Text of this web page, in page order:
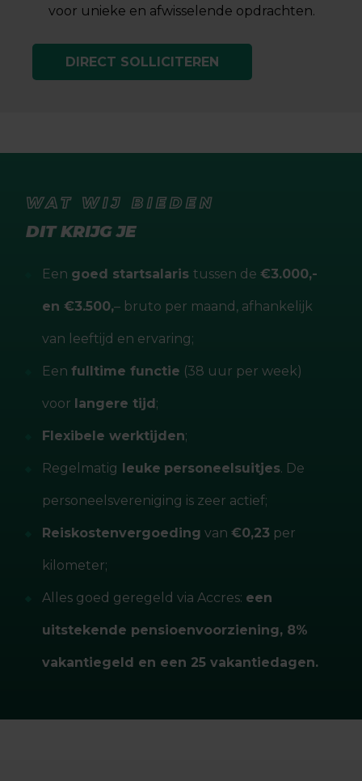
voor unieke en afwisselende opdrachten.
DIRECT SOLLICITEREN
WAT WIJ BIEDEN
DIT KRIJG JE
Een goed startsalaris tussen de €3.000,-
en €3.500,– bruto per maand, afhankelijk
van leeftijd en ervaring;
Een fulltime functie (38 uur per week)
voor langere tijd;
Flexibele werktijden;
Regelmatig leuke personeelsuitjes. De
personeelsvereniging is zeer actief;
Reiskostenvergoeding van €0,23 per
kilometer;
Alles goed geregeld via Accres: een
uitstekende pensioenvoorziening, 8%
vakantiegeld en een 25 vakantiedagen.